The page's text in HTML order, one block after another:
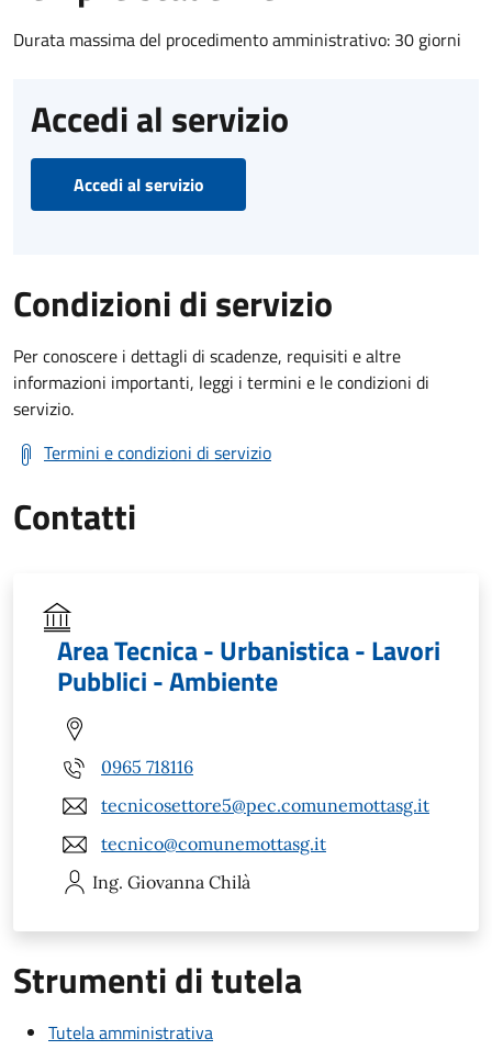
Durata massima del procedimento amministrativo: 30 giorni
Accedi al servizio
Accedi al servizio
Condizioni di servizio
Per conoscere i dettagli di scadenze, requisiti e altre
informazioni importanti, leggi i termini e le condizioni di
servizio.
Termini e condizioni di servizio
Contatti
Area Tecnica - Urbanistica - Lavori
Pubblici - Ambiente
0965 718116
tecnicosettore5@pec.comunemottasg.it
tecnico@comunemottasg.it
Ing. Giovanna Chilà
Strumenti di tutela
Tutela amministrativa